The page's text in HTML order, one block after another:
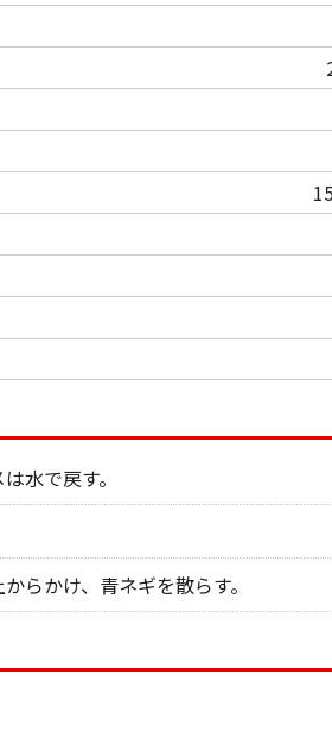
水で戻す。
らかけ、青ネギを散らす。